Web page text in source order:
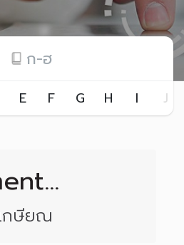
ก-ฮ
E F G H I J
กษียณ